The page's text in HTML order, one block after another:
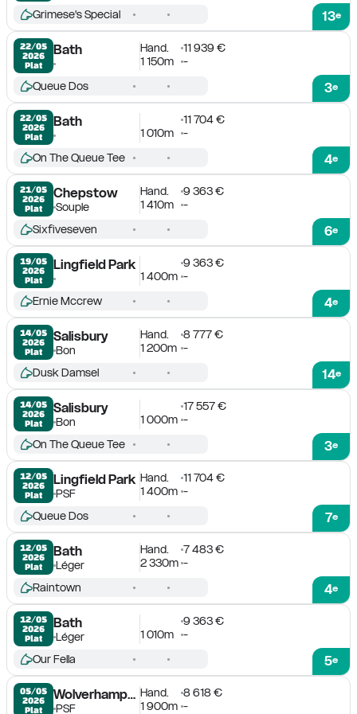
13e
Grimese's Special
22/05
2026
Plat
Bath Hand.
11 939 €
1 150m
-
3e
Queue Dos
22/05
2026
Plat
Bath
11 704 €
1 010m
-
4e
On The Queue Tee
21/05
2026
Plat
Chepstow
Souple
Hand.
9 363 €
1 410m
-
6e
Sixfiveseven
19/05
2026
Plat
Lingfield Park
9 363 €
1 400m -
4e
Ernie Mccrew
14/05
2026
Plat
Salisbury
Bon
Hand.
8 777 €
1 200m -
14e
Dusk Damsel
14/05
2026
Plat
Salisbury
Bon
17 557 €
1 000m -
3e
On The Queue Tee
12/05
2026
Plat
Lingfield Park
PSF
Hand.
11 704 €
1 400m -
7e
Queue Dos
12/05
2026
Plat
Bath
Léger
Hand.
7 483 €
2 330m -
4e
Raintown
12/05
2026
Plat
Bath
Léger
9 363 €
1 010m
-
5e
Our Fella
05/05
2026
Plat
Wolverhampton
PSF
Hand.
8 618 €
1 900m -